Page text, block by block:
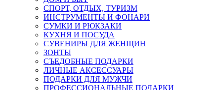
СПОРТ, ОТДЫХ, ТУРИЗМ
ИНСТРУМЕНТЫ И ФОНАРИ
СУМКИ И РЮКЗАКИ
КУХНЯ И ПОСУДА
СУВЕНИРЫ ДЛЯ ЖЕНЩИН
ЗОНТЫ
СЪЕДОБНЫЕ ПОДАРКИ
ЛИЧНЫЕ АКСЕССУАРЫ
ПОДАРКИ ДЛЯ МУЖЧИ
ПРОФЕССИОНАЛЬНЫЕ ПОДАРКИ